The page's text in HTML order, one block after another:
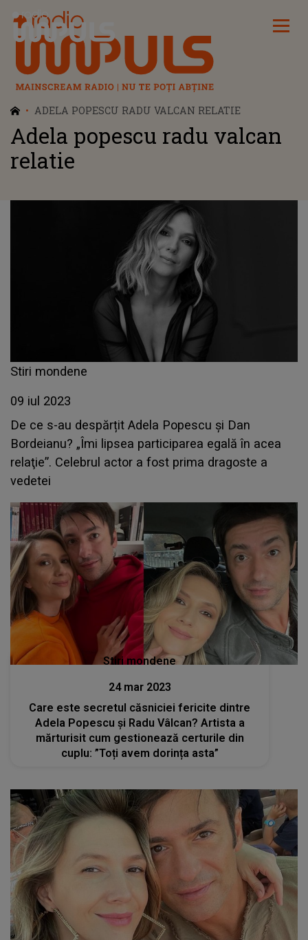
Radio Impuls
ADELA POPESCU RADU VALCAN RELATIE
Adela popescu radu valcan
relatie
Stiri mondene
09 iul 2023
De ce s-au despărțit Adela Popescu și Dan
Bordeianu? „Îmi lipsea participarea egală în acea
relaţie”. Celebrul actor a fost prima dragoste a
vedetei
Stiri mondene
24 mar 2023
Care este secretul căsniciei fericite dintre
Adela Popescu și Radu Vâlcan? Artista a
mărturisit cum gestionează certurile din
cuplu: ”Toți avem dorința asta”